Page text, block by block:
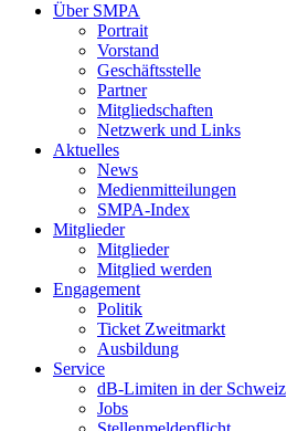
Über SMPA
Portrait
Vorstand
Geschäftsstelle
Partner
Mitgliedschaften
Netzwerk und Links
Aktuelles
News
Medienmitteilungen
SMPA-Index
Mitglieder
Mitglieder
Mitglied werden
Engagement
Politik
Ticket Zweitmarkt
Ausbildung
Service
dB-Limiten in der Schweiz
Jobs